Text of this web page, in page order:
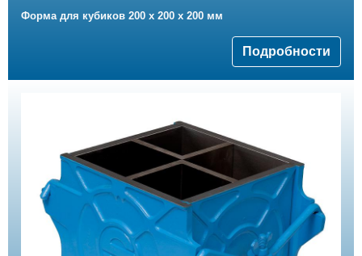
Форма для кубиков 200 х 200 х 200 мм
Подробности